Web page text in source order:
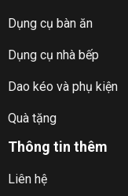
Dụng cụ bàn ăn
Dụng cụ nhà bếp
Dao kéo và phụ kiện
Quà tặng
Thông tin thêm
Liên hệ